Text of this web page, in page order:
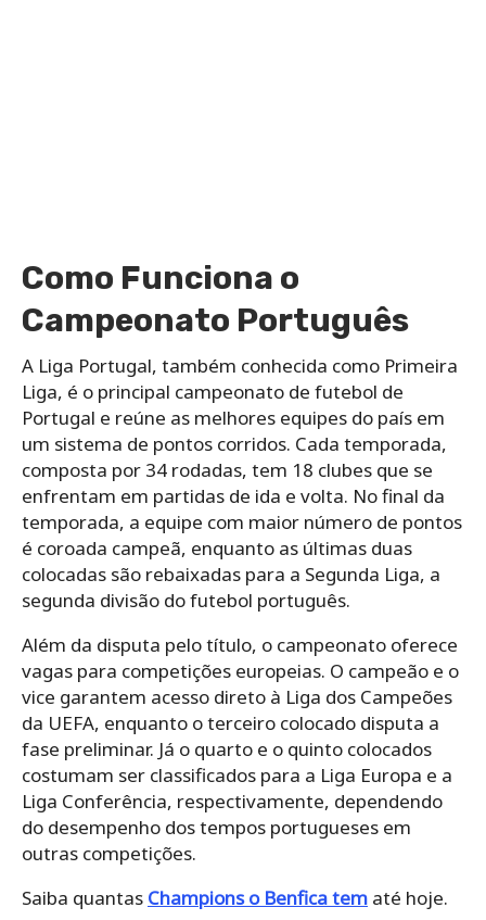
Como Funciona o
Campeonato Português
A Liga Portugal, também conhecida como Primeira
Liga, é o principal campeonato de futebol de
Portugal e reúne as melhores equipes do país em
um sistema de pontos corridos. Cada temporada,
composta por 34 rodadas, tem 18 clubes que se
enfrentam em partidas de ida e volta. No final da
temporada, a equipe com maior número de pontos
é coroada campeã, enquanto as últimas duas
colocadas são rebaixadas para a Segunda Liga, a
segunda divisão do futebol português.
Além da disputa pelo título, o campeonato oferece
vagas para competições europeias. O campeão e o
vice garantem acesso direto à Liga dos Campeões
da UEFA, enquanto o terceiro colocado disputa a
fase preliminar. Já o quarto e o quinto colocados
costumam ser classificados para a Liga Europa e a
Liga Conferência, respectivamente, dependendo
do desempenho dos tempos portugueses em
outras competições.
Saiba quantas Champions o Benfica tem até hoje.